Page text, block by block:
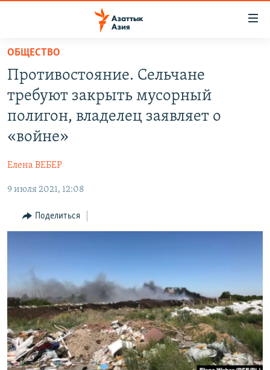
Вернуться
основному
содержанию
Вернутся
главной
Вернутся
КАЗАХСТАН
УЗБЕКИСТАН
НОВОСТИ
ВОЙНА В УКРАИНЕ
НА ДРУГИХ ЯЗЫКАХ
ЎЗБЕКЧА
ТОҶИКӢ
ПОДПИШИТЕСЬ НА НАС В СОЦСЕТЯХ
Все сайты РСЕ/РС
ОБЩЕСТВО
Противостояние. Сельчане
требуют закрыть мусорный
полигон, владелец заявляет о
«войне»
Елена ВЕБЕР
9 июля 2021, 12:08
Поделиться